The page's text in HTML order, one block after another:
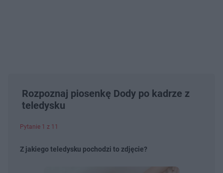
Rozpoznaj piosenkę Dody po kadrze z
teledysku
Pytanie 1 z 11
Z jakiego teledysku pochodzi to zdjęcie?